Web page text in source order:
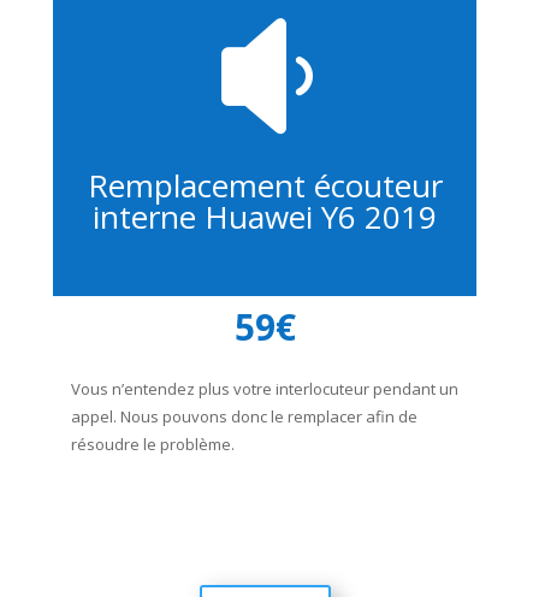

Remplacement écouteur
interne Huawei Y6 2019
59€
Vous n’entendez plus votre interlocuteur pendant un
appel. Nous pouvons donc le remplacer afin de
résoudre le problème.